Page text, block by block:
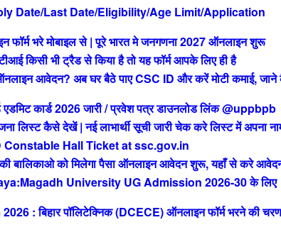
Date/Last Date/Eligibility/Age Limit/Application
भरे मोबाइल से | पूरे भारत मे जनगणना 2027 ऑनलाइन शुरू
भी ट्रैड से किया है तो यह फॉर्म आपके लिए ही है
आवेदन? अब घर बैठे पाए CSC ID और करें मोटी कमाई,
कार्ड 2026 जारी / प्रवेश पत्र डाउनलोड लिंक @uppbpb
कैसे देखें | नई लाभार्थी सूची जारी चेक करे लिस्ट में अपना
Hall Ticket at ssc.gov.in
को मिलेगा पैसा ऑनलाइन आवेदन शुरू, यहाँ से करे
University UG Admission 2026-30 के लिए
बिहार पॉलिटेक्निक (DCECE) ऑनलाइन फॉर्म भरने की